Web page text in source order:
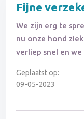
Fijne
We zijn erg te
nu onze hond
verliep snel en
Geplaatst op:
09-05-2023